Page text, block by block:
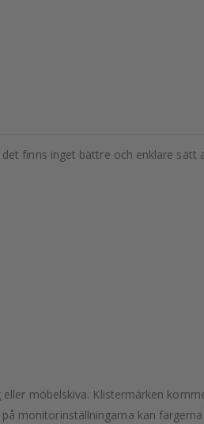
finns inget bättre och enklare
möbelskiva. Klistermärken
monitorinställningarna kan